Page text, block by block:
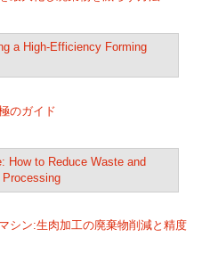
のガイド
シン:生肉加工の廃棄物削減と精度